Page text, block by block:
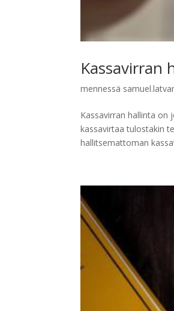
Kassavirran
mennessä
Kassavirran hallinta on
kassavirtaa tulostakin
hallitsemattoman